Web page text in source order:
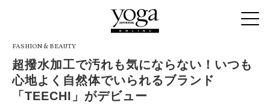
FASHION & BEAUTY
超撥水加工で汚れも気にならない！いつも
心地よく自然体でいられるブランド
「TEECHI」がデビュー